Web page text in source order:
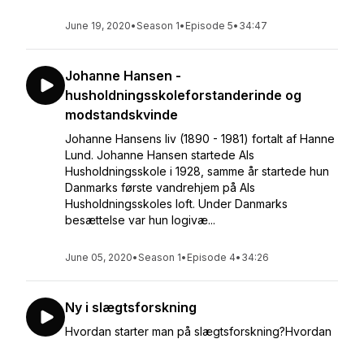
June 19, 2020•Season 1• Episode 5• 34:47
Johanne Hansen -
husholdningsskoleforstanderinde og
modstandskvinde
Johanne Hansens liv (1890 - 1981) fortalt af Hanne
Lund. Johanne Hansen startede Als
Husholdningsskole i 1928, samme år startede hun
Danmarks første vandrehjem på Als
Husholdningsskoles loft. Under Danmarks
besættelse var hun logivæ...
June 05, 2020•Season 1• Episode 4• 34:26
Ny i slægtsforskning
Hvordan starter man på slægtsforskning?Hvordan